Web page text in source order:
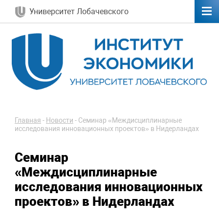
Университет Лобачевского
Главная - Новости - Cеминар «Междисциплинарные
исследования инновационных проектов» в Нидерландах
Cеминар
«Междисциплинарные
исследования инновационных
проектов» в Нидерландах